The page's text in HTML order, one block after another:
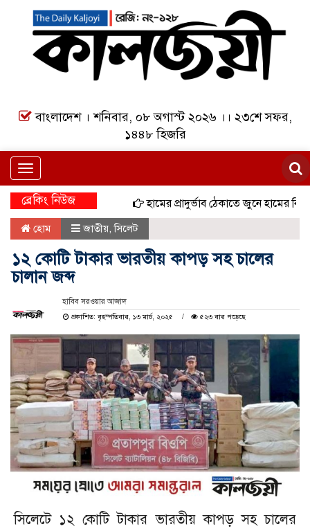
বাংলাদেশ । শনিবার, ০৮ অগাস্ট ২০২৬ ।। ২৩শে সফর,
১৪৪৮ হিজরি
Toggle
navigation
ব্রেকিং নিউজ হামের প্রাদুর্ভাব ঠেকাতে জুনে হামের বিশেষ
হোম জাতীয়,সিলেট
১২ কোটি টাকার ভারতীয় কাপড় সহ চালের
চালান জব্দ
হাবিব সরওয়ার আজাদ
প্রকাশিত: বৃহস্পতিবার, ১৩ মার্চ, ২০২৫
৫২৩ বার পড়েছে
সিলেটে ১২ কোটি টাকার ভারতীয় কাপড় সহ চালের